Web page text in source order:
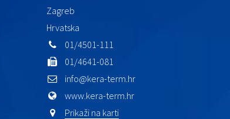
Zagreb
Hrvatska
01/4501-111
01/4641-081
info@kera-term.hr
www.kera-term.hr
Prikaži na karti